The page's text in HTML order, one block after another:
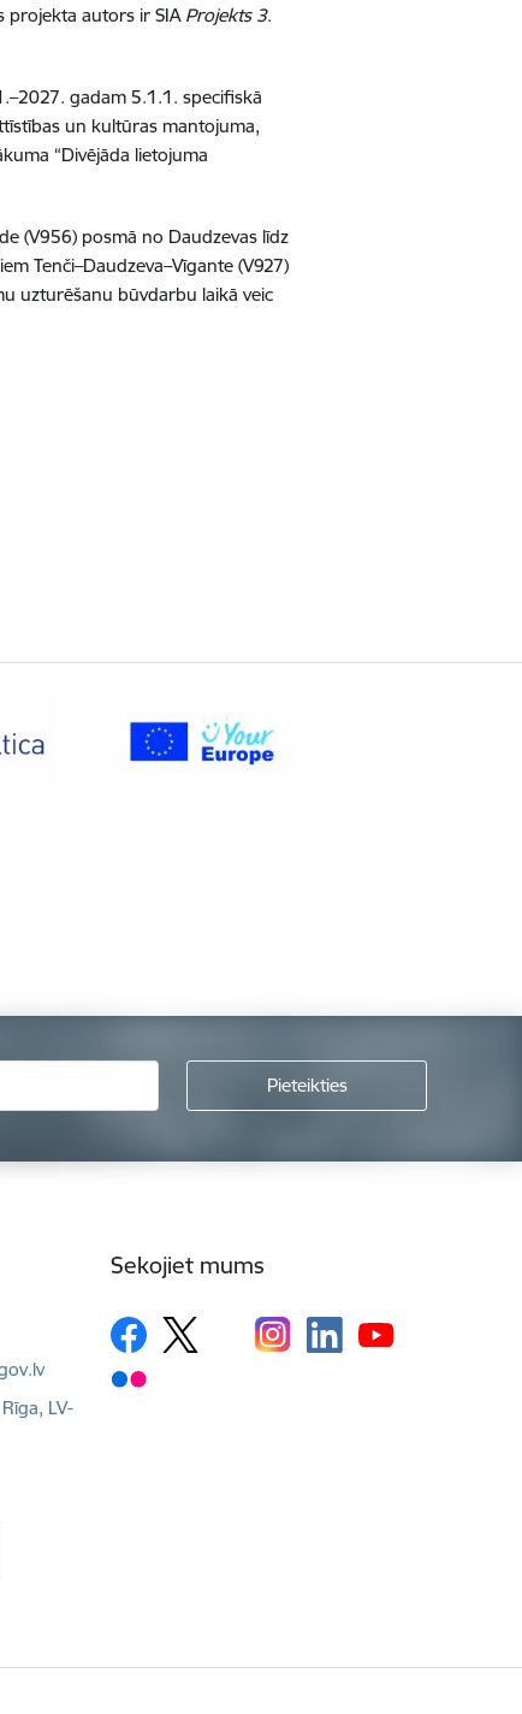
projekta autors ir SIA Projekts 3.
gadam 5.1.1. specifiskā
un kultūras mantojuma,
“Divējāda lietojuma
(V956) posmā no Daudzevas līdz
Tenči–Daudzeva–Vīgante (V927)
uzturēšanu būvdarbu laikā veic
LV-
Sekojiet mums